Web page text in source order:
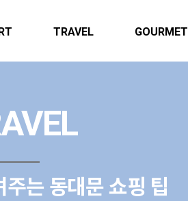
TRAVEL GOURMET
는 동대문 쇼핑 팁